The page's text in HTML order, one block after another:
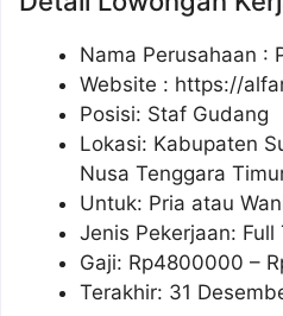
Nama Perusahaan :
Website : https://
Posisi: Staf Gudang
Lokasi: Kabupaten
Nusa Tenggara
Untuk: Pria atau
Jenis Pekerjaan: Full
Gaji: Rp4800000 –
Terakhir: 31